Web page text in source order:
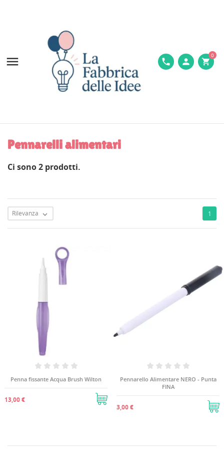
 phone person shopping_cart
0
Pennarelli alimentari
Ci sono 2 prodotti.
Rilevanza  1
Penna fissante Acqua Brush Wilton
13,00 €
Pennarello Alimentare NERO - Punta
FINA
3,00 €